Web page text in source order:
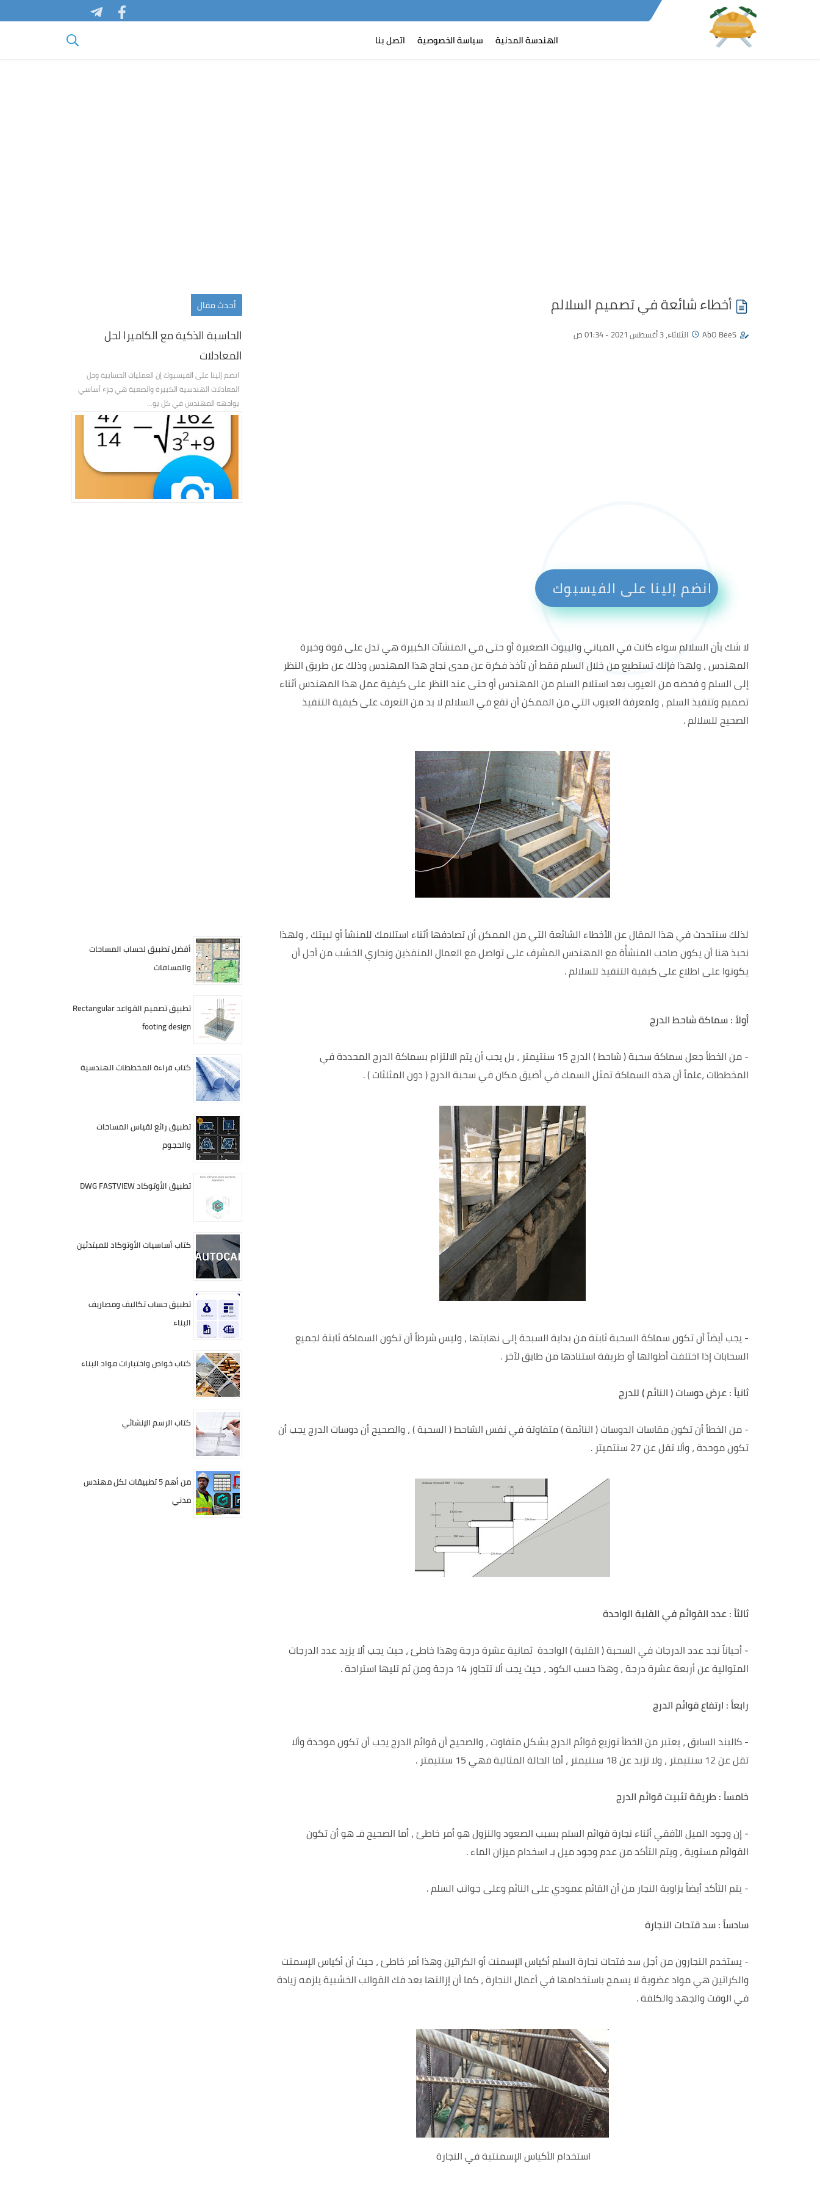
google-site-verification=Lt2aY0rTZb_9Y1D_INz4jsIuWYH5A6E_Ha1LYCmmCK4
الهندسة المدنية سياسة الخصوصية اتصل بنا
أخطاء شائعة في تصميم السلالم
AbO BeeS الثلاثاء, 3 أغسطس 2021 - 01:34 ص
انضم إلينا على الفيسبوك
لا شك بأن السلالم سواء كانت في المباني والبيوت الصغيرة أو حتى في المنشآت الكبيرة هي تدل على قوة وخبرة
المهندس ، ولهذا فإنك تستطيع من خلال السلم فقط أن تأخذ فكرة عن مدى نجاح هذا المهندس وذلك عن طريق النظر
إلى السلم و فحصه من العيوب بعد استلام السلم من المهندس أو حتى عند النظر على كيفية عمل هذا المهندس أثناء
تصميم وتنفيذ السلم ، ولمعرفة العيوب التي من الممكن أن تقع في السلالم لا بد من التعرف على كيفية التنفيذ
الصحيح للسلالم .
لذلك سنتحدث في هذا المقال عن الأخطاء الشائعة التي من الممكن أن تصادفها أثناء استلامك للمنشأ أو لبيتك ، ولهذا
نحبذ هنا أن يكون صاحب المنشأْة مع المهندس المشرف على تواصل مع العمال المنفذين ونجاري الخشب من أجل أن
يكونوا على اطلاع على كيفية التنفيذ للسلالم .
أولاً : سماكة شاحط الدرج
- من الخطأ جعل سماكة سحبة ( شاحط ) الدرج 15 سنتيمتر ، بل يجب أن يتم الالتزام بسماكة الدرج المحددة في
المخططات ،علماً أن هذه السماكة تمثل السمك في أضيق مكان في سحبة الدرج ( دون المثلثات ) .
- يجبأيضاًأن تكون سماكة السحبة ثابتة من بداية السبحة إلى نهايتها ، وليس شرطاً أن تكون السماكة ثابتة لجميع
السحابات إذا اختلفت أطوالها أو طريقة استنادها من طابق لآخر .
ثانياً : عرض دوسات ( النائم ) للدرج
- من الخطأ أن تكون مقاسات الدوسات ( النائمة ) متفاوتة في نفس الشاحط ( السحبة ) ، والصحيح أن دوسات الدرج يجب أن
تكون موحدة ، وألا تقل عن 27 سنتميتر .
ثالثاً : عدد القوائم في القلبة الواحدة
-أحياناً نجد عدد الدرجات في السحبة ( القلبة ) الواحدة ثمانية عشرة درجة وهذا خاطئ ، حيث يجب ألا يزيد عدد الدرجات
المتوالية عن أربعة عشرة درجة ، وهذا حسب الكود ، حيث يجب ألا تتجاوز 14 درجة ومن ثم تليها استراحة .
رابعاً : ارتفاع قوائم الدرج
- كالبند السابق ، يعتبر من الخطأ توزيع قوائم الدرج بشكل متفاوت ، والصحيح أن قوائم الدرج يجب أن تكون موحدة وألا
تقل عن 12 سنتيمتر ، ولا تزيد عن 18 سنتيمتر ، أما الحالة المثالية فهي 15 سنتيمتر .
خامساً : طريقة تثبيت قوائم الدرج
-إن وجود الميل الأفقي أثناء نجارة قوائم السلم بسبب الصعود والنزول هو أمر خاطئ ، أما الصحيح فـ هو أن تكون
القوائم مستوية ، ويتم التأكد من عدم وجود ميل بـ اسخدام ميزان الماء .
- يتم التأكد أيضاً بزاوية النجار من أن القائم عمودي على النائم وعلى جوانب السلم .
سادساً : سد قتحات النجارة
- يستخدم النجارون من أجل سد فتحات نجارة السلم أكياس الإسمنت أو الكراتين وهذا أمر خاطئ ، حيث أن أكياس الإسمنت
والكراتين هي مواد عضوية لا يسمح باستخدامها في أعمال النجارة ، كما أن إزالتها بعد فك القوالب الخشبية يلزمه زيادة
في الوقت والجهد والكلفة .
استخدام الأكياس الإسمنتية في النجارة
أحدث مقال
الحاسبة الذكية مع الكاميرا لحل
المعادلات
انضم إلينا على الفيسبوك إن العمليات الحسابية وحل
المعادلات الهندسية الكبيرة والصعبة هي جزء أساسي
يواجهه المهندس في كل يو...
أفضل تطبيق لحساب المساحات
والمسافات
تطبيق تصميم القواعد Rectangular
footing design
كتاب قراءة المخططات الهندسية
تطبيق رائع لقياس المساحات
والحجوم
تطبيق الأوتوكاد DWG FASTVIEW
كتاب أساسيات الأوتوكاد للمبتدئين
تطبيق حساب تكاليف ومصاريف
البناء
كتاب خواص واختبارات مواد البناء
كتاب الرسم الإنشائي
من أهم 5 تطبيقات لكل مهندس
مدني